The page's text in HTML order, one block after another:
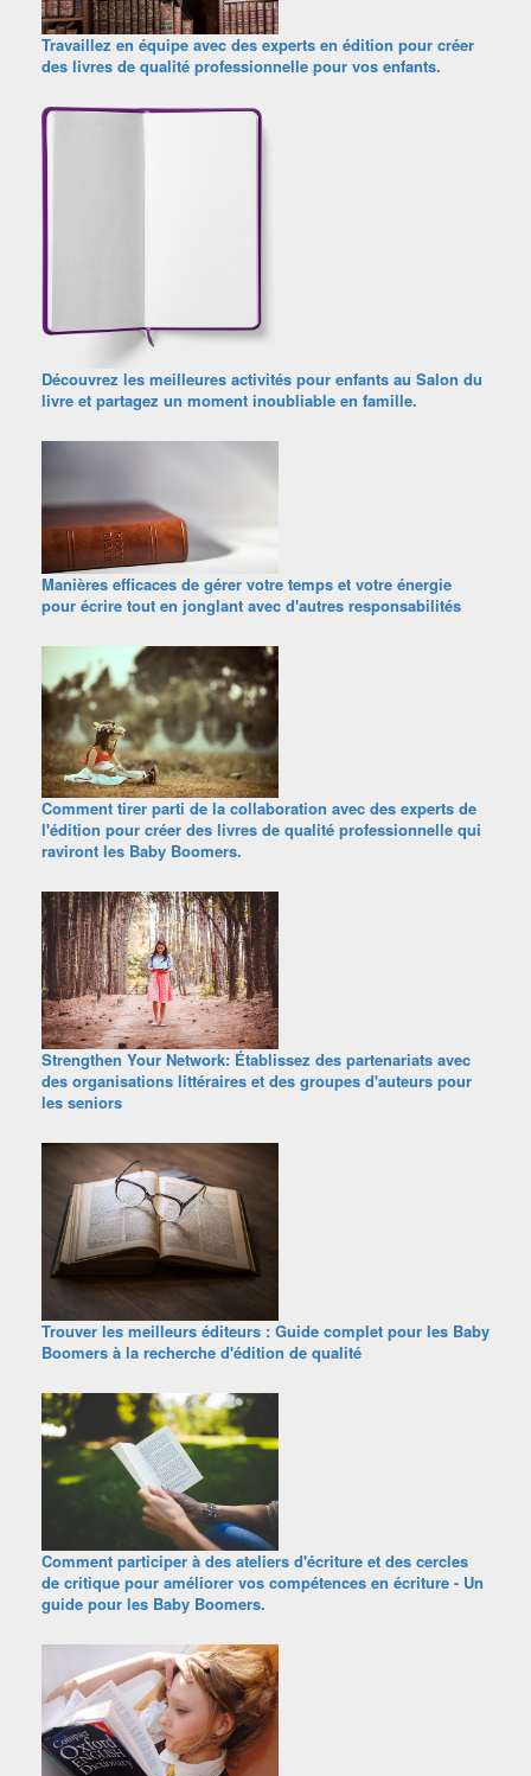
Travaillez en équipe avec des experts en édition pour créer
des livres de qualité professionnelle pour vos enfants.
Découvrez les meilleures activités pour enfants au Salon du
livre et partagez un moment inoubliable en famille.
Manières efficaces de gérer votre temps et votre énergie
pour écrire tout en jonglant avec d'autres responsabilités
Comment tirer parti de la collaboration avec des experts de
l'édition pour créer des livres de qualité professionnelle qui
raviront les Baby Boomers.
Strengthen Your Network: Établissez des partenariats avec
des organisations littéraires et des groupes d'auteurs pour
les seniors
Trouver les meilleurs éditeurs : Guide complet pour les Baby
Boomers à la recherche d'édition de qualité
Comment participer à des ateliers d'écriture et des cercles
de critique pour améliorer vos compétences en écriture - Un
guide pour les Baby Boomers.